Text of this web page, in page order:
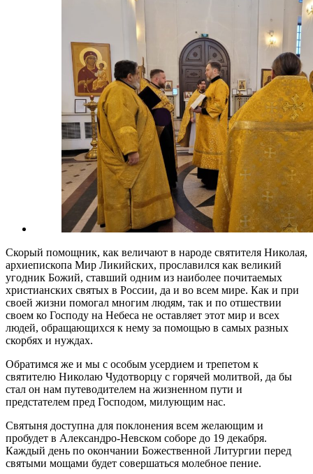
Скорый помощник, как величают в народе святителя Николая,
архиепископа Мир Ликийских, прославился как великий
угодник Божий, ставший одним из наиболее почитаемых
христианских святых в России, да и во всем мире. Как и при
своей жизни помогал многим людям, так и по отшествии
своем ко Господу на Небеса не оставляет этот мир и всех
людей, обращающихся к нему за помощью в самых разных
скорбях и нуждах.
Обратимся же и мы с особым усердием и трепетом к
святителю Николаю Чудотворцу с горячей молитвой, да бы
стал он нам путеводителем на жизненном пути и
предстателем пред Господом, милующим нас.
Святыня доступна для поклонения всем желающим и
пробудет в Александро-Невском соборе до 19 декабря.
Каждый день по окончании Божественной Литургии перед
святыми мощами будет совершаться молебное пение.